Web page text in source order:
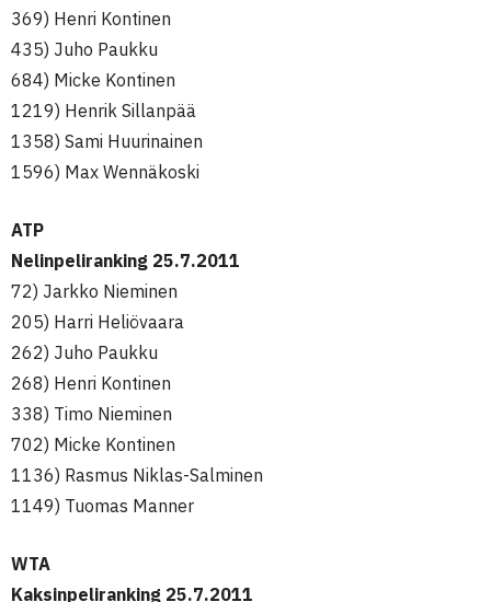
369) Henri Kontinen
435) Juho Paukku
684) Micke Kontinen
1219) Henrik Sillanpää
1358) Sami Huurinainen
1596) Max Wennäkoski
ATP
Nelinpeliranking 25.7.2011
72) Jarkko Nieminen
205) Harri Heliövaara
262) Juho Paukku
268) Henri Kontinen
338) Timo Nieminen
702) Micke Kontinen
1136) Rasmus Niklas-Salminen
1149) Tuomas Manner
WTA
Kaksinpeliranking 25.7.2011